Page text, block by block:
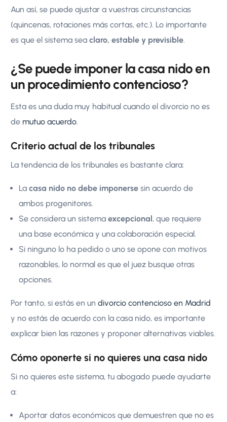
Aun así, se puede ajustar a vuestras circunstancias
(quincenas, rotaciones más cortas, etc.). Lo importante
es que el sistema seaclaro, estable y previsible.
¿Se puede imponer la casa nido en
un procedimiento contencioso?
Esta es una duda muy habitual cuando el divorcio no es
de mutuo acuerdo.
Criterio actual de los tribunales
La tendencia de los tribunales es bastante clara:
Lacasa nido no debe imponerse sin acuerdo de
ambos progenitores.
Se considera un sistemaexcepcional, que requiere
una base económica y una colaboración especial.
Si ninguno lo ha pedido o uno se opone con motivos
razonables, lo normal es que el juez busque otras
opciones.
Por tanto, si estás en undivorcio contencioso en Madrid
y no estás de acuerdo con la casa nido, es importante
explicar bien las razones y proponer alternativas viables.
Cómo oponerte si no quieres una casa nido
Si no quieres este sistema, tu abogado puede ayudarte
a:
Aportar datos económicos que demuestren que no es